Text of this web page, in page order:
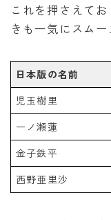
これを押さえて
きも一気にスムー
日本版の名前
児玉樹里
一ノ瀬蓮
金子鉄平
西野亜里沙